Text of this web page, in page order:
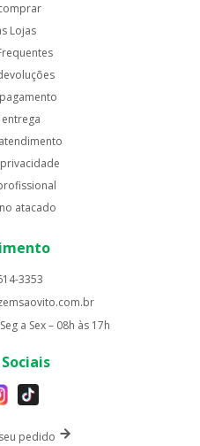
Lojas
atacado
3353
a Sex – 08h às 17h
pedido